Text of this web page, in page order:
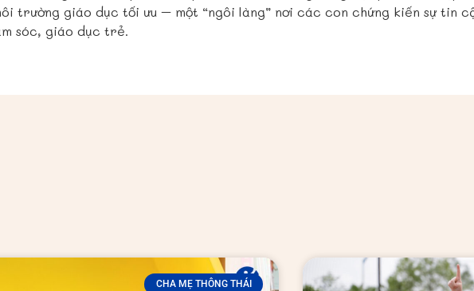
trường giáo dục tối ưu – một “ngôi làng” nơi các con chứng kiến sự tin
sóc, giáo dục trẻ.
CHA MẸ THÔNG THÁI